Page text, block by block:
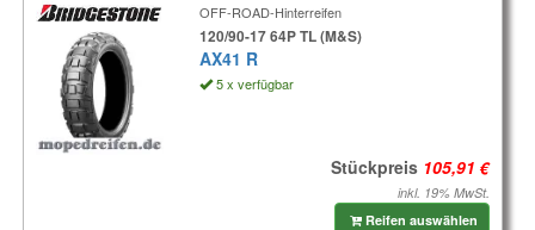
OFF-ROAD-Hinterreifen
120/90-17 64P TL (M&S)
AX41 R
5 x verfügbar
Stückpreis
inkl. 19% MwSt.
Reifen auswählen